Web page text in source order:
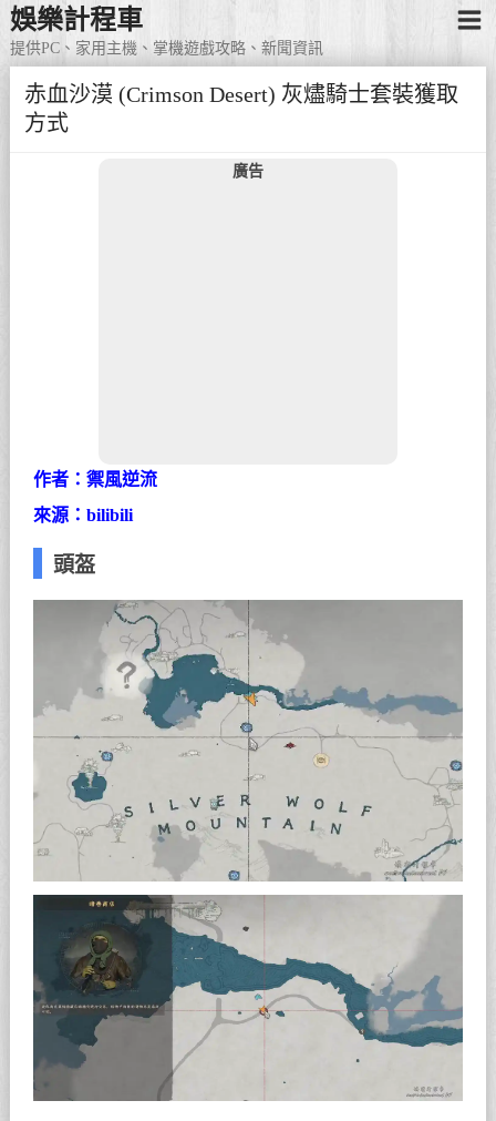
娛樂計程車
提供PC、家用主機、掌機遊戲攻略、新聞資訊
赤血沙漠 (Crimson Desert) 灰燼騎士套裝獲取
方式
廣告
作者：禦風逆流
來源：bilibili
頭盔